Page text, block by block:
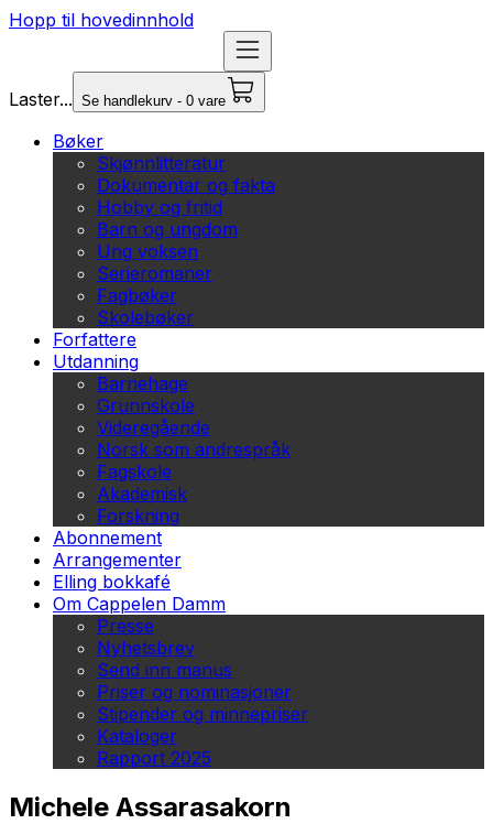
Hopp til hovedinnhold
Laster... Se handlekurv - 0 vare
Bøker
Skjønnlitteratur
Dokumentar og fakta
Hobby og fritid
Barn og ungdom
Ung voksen
Serieromaner
Fagbøker
Skolebøker
Forfattere
Utdanning
Barnehage
Grunnskole
Videregående
Norsk som andrespråk
Fagskole
Akademisk
Forskning
Abonnement
Arrangementer
Elling bokkafé
Om Cappelen Damm
Presse
Nyhetsbrev
Send inn manus
Priser og nominasjoner
Stipender og minnepriser
Kataloger
Rapport 2025
Michele Assarasakorn